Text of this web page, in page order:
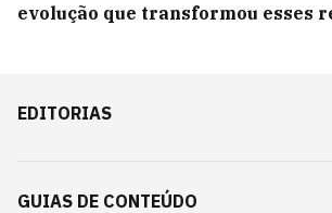
evolução que transformou esses
EDITORIAS
GUIAS DE CONTEÚDO